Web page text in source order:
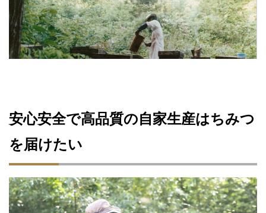
安心安全で高品質の自家生産はちみつ
を届けたい